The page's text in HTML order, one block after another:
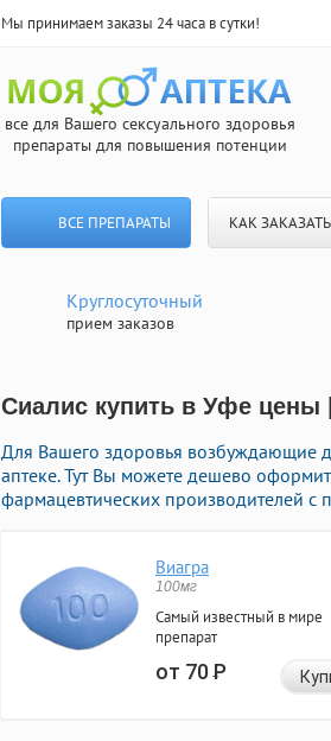
Мы принимаем заказы 24 часа в сутки!
все для Вашего сексуального здоровья
препараты для повышения потенции
ВСЕ ПРЕПАРАТЫ КАК ЗАКАЗАТЬ
Круглосуточный
прием заказов
Сиалис купить в Уфе цены
Для Вашего здоровья возбуждающие
аптеке. Тут Вы можете дешево
фармацевтических производителей с
Виагра
100мг
Самый известный в мире
препарат
от 70Р